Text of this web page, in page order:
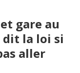
gare au
dit la loi si
aller